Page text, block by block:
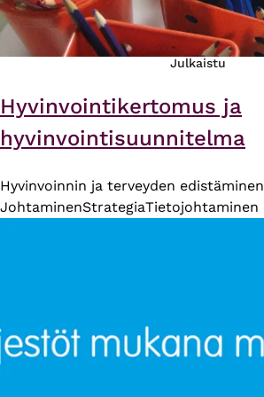
Julkaistu
Hyvinvointikertomus ja
hyvinvointisuunnitelma
Hyvinvoinnin ja terveyden edistäminen
JohtaminenStrategiaTietojohtaminen